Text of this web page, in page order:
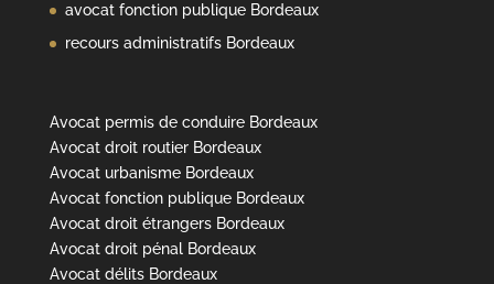
avocat fonction publique Bordeaux
recours administratifs Bordeaux
Avocat permis de conduire Bordeaux
Avocat droit routier Bordeaux
Avocat urbanisme Bordeaux
Avocat fonction publique Bordeaux
Avocat droit étrangers Bordeaux
Avocat droit pénal Bordeaux
Avocat délits Bordeaux